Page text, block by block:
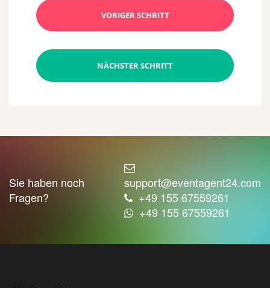
VORIGER SCHRITT
NÄCHSTER SCHRITT
Sie haben noch
Fragen?
support@eventagent24.com
+49 155 67559261
+49 155 67559261